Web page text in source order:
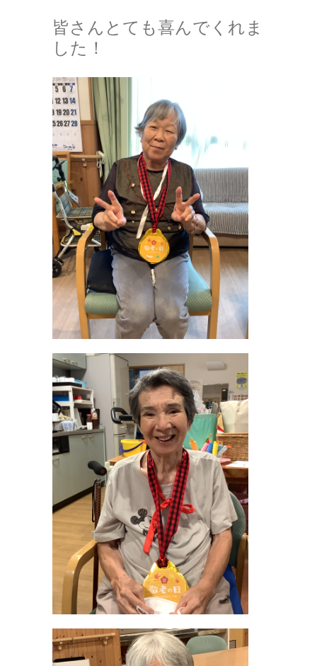
皆さんとても喜んでくれま
した！